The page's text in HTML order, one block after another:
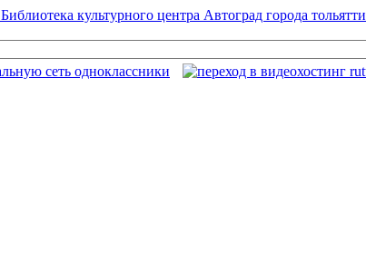
Библиотека культурного центра Автоград города тольятти